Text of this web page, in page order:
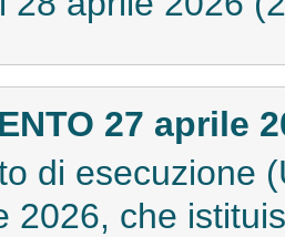
27 aprile
di esecuzione
2026, che